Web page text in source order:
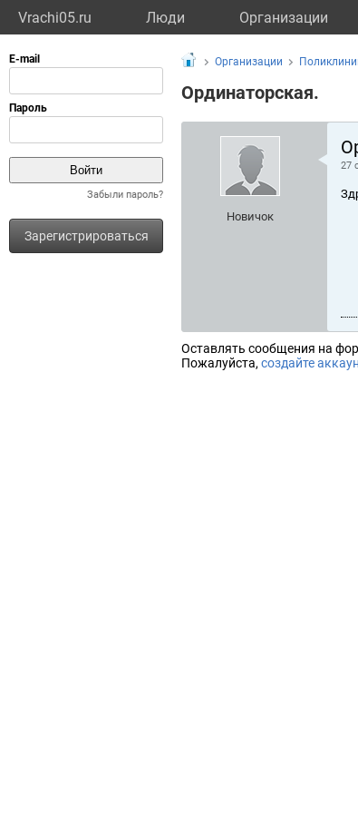
Vrachi05.ru Люди Организации
Забыли пароль?
Зарегистрироваться
Организации
Ординаторская.
Новичок
27
Оставлять сообщения на
Пожалуйста, создайте